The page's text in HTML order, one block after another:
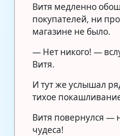
Витя медленно
покупателей, ни
магазине не было.
— Нет никого! —
Витя.
И тут же услышал
тихое
Витя повернулся —
чудеса!